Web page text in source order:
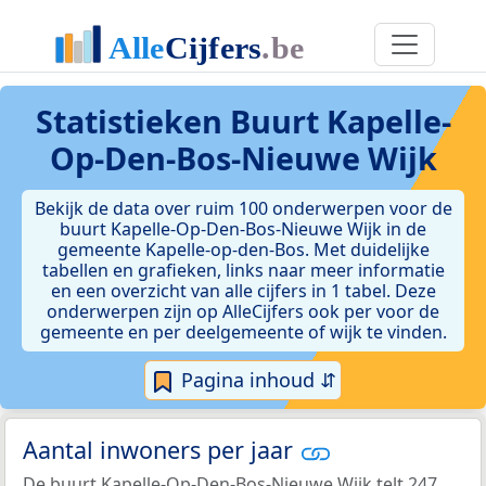
Statistieken Buurt Kapelle-
Op-Den-Bos-Nieuwe Wijk
Bekijk de data over ruim 100 onderwerpen voor de
buurt Kapelle-Op-Den-Bos-Nieuwe Wijk in de
gemeente Kapelle-op-den-Bos. Met duidelijke
tabellen en grafieken, links naar meer informatie
en een overzicht van alle cijfers in 1 tabel. Deze
onderwerpen zijn op AlleCijfers ook per voor de
gemeente en per deelgemeente of wijk te vinden.
Pagina inhoud ⇵
Aantal inwoners per jaar